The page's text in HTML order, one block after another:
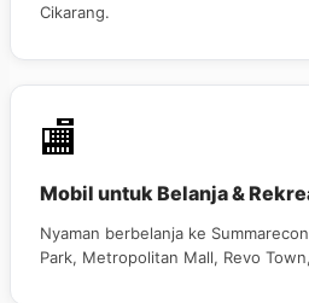
Cikarang.
🏬
Mobil untuk Belanja &
Nyaman berbelanja ke
Park, Metropolitan Mall, Revo